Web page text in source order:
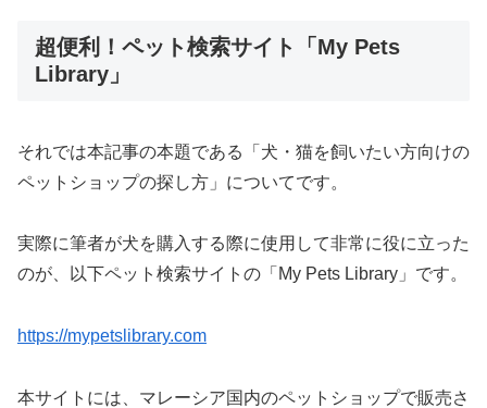
超便利！ペット検索サイト「My Pets
Library」
それでは本記事の本題である「犬・猫を飼いたい方向けの
ペットショップの探し方」についてです。
実際に筆者が犬を購入する際に使用して非常に役に立った
のが、以下ペット検索サイトの「My Pets Library」です。
https://mypetslibrary.com
本サイトには、マレーシア国内のペットショップで販売さ